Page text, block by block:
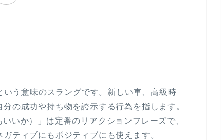
う意味のスラングです。新しい車、高級時
の成功や持ち物を誇示する行為を指します。
いか）」は定番のリアクションフレーズで、
ティブにもポジティブにも使えます。